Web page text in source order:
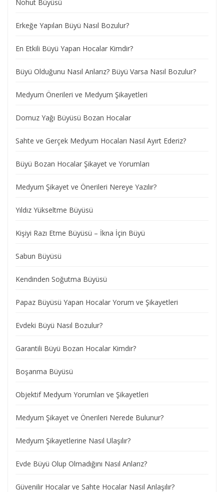
Nohut Büyüsü
Erkeğe Yapılan Büyü Nasıl Bozulur?
En Etkili Büyü Yapan Hocalar Kimdir?
Büyü Olduğunu Nasıl Anlarız? Büyü Varsa Nasıl Bozulur?
Medyum Önerileri ve Medyum Şikayetleri
Domuz Yağı Büyüsü Bozan Hocalar
Sahte ve Gerçek Medyum Hocaları Nasıl Ayırt Ederiz?
Büyü Bozan Hocalar Şikayet ve Yorumları
Medyum Şikayet ve Önerileri Nereye Yazılır?
Yıldız Yükseltme Büyüsü
Kişiyi Razı Etme Büyüsü – İkna İçin Büyü
Sabun Büyüsü
Kendinden Soğutma Büyüsü
Papaz Büyüsü Yapan Hocalar Yorum ve Şikayetleri
Evdeki Büyü Nasıl Bozulur?
Garantili Büyü Bozan Hocalar Kimdir?
Boşanma Büyüsü
Objektif Medyum Yorumları ve Şikayetleri
Medyum Şikayet ve Önerileri Nerede Bulunur?
Medyum Şikayetlerine Nasıl Ulaşılır?
Evde Büyü Olup Olmadığını Nasıl Anlarız?
Güvenilir Hocalar ve Sahte Hocalar Nasıl Anlaşılır?